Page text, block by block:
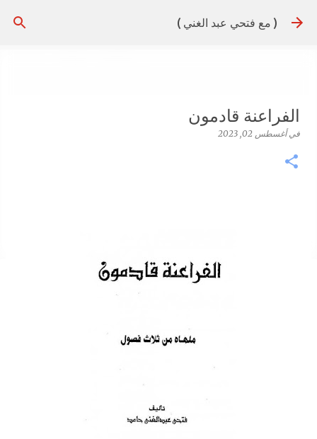
التخطي إلى المحتوى الرئيسي( مع فتحي عبد الغني )
الفراعنة قادمون
فيأغسطس 02, 2023